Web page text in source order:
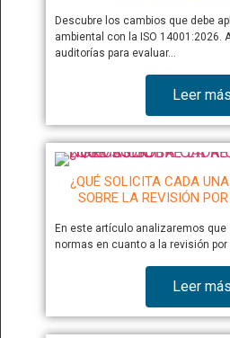
Descubre los cambios que debe
ambiental con la ISO 14001:2026.
auditorías para evaluar…
Leer más
¿QUÉ SOLICITA CADA
SOBRE LA REVISIÓN
En este artículo analizaremos
normas en cuanto a la revisión
Leer más